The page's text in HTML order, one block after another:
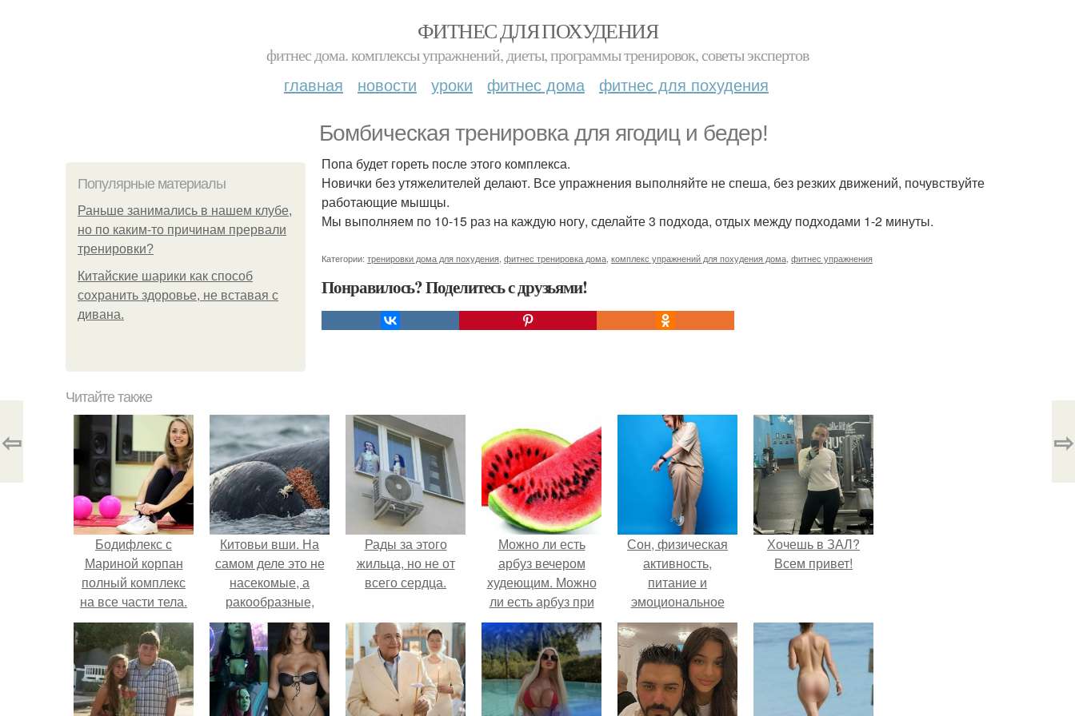
ФИТНЕС ДЛЯ ПОХУДЕНИЯ
фитнес дома. комплексы упражнений, диеты, программы тренировок, советы экспертов
главная новости уроки фитнес дома фитнес для похудения
Бомбическая тренировка для ягодиц и бедер!
Популярные материалы
Раньше занимались в нашем клубе,
но по каким-то причинам прервали
тренировки?
Китайские шарики как способ
сохранить здоровье, не вставая с
дивана.
Попа будет гореть после этого комплекса.
Новички без утяжелителей делают. Все упражнения выполняйте не спеша, без резких движений, почувствуйте
работающие мышцы.
Мы выполняем по 10-15 раз на каждую ногу, сделайте 3 подхода, отдых между подходами 1-2 минуты.
Категории: тренировки дома для похудения фитнес тренировка дома комплекс упражнений для похудения дома фитнес упражнения
Понравилось? Поделитесь с друзьями!
⇦ ⇨
Читайте также
Бодифлекс с
Мариной корпан
полный комплекс
на все части тела.
Немного об авторе
Китовьи вши. На
самом деле это не
насекомые, а
ракообразные,
относящиеся к
бокоплавам.
Рады за этого
жильца, но не от
всего сердца.
Можно ли есть
арбуз вечером
худеющим. Можно
ли есть арбуз при
похудении вечером,
калорийность
арбуза
Сон, физическая
активность,
питание и
эмоциональное
состояние!
Хочешь в ЗАЛ?
Всем привет!